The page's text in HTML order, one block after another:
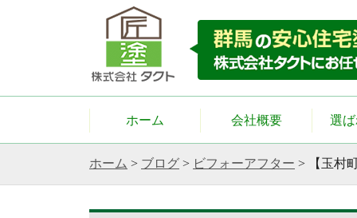
ホーム 会社概要 選
ホーム > ブログ > ビフォーアフター > 【玉村